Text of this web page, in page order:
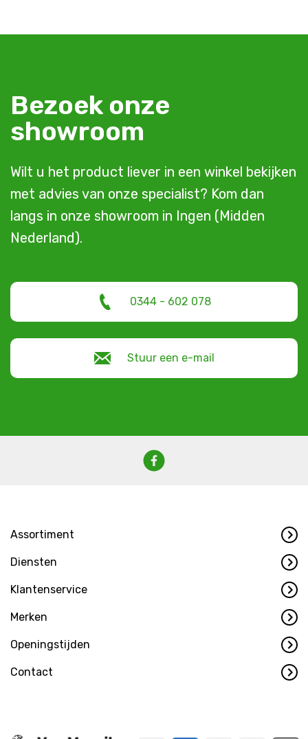
Bezoek onze
showroom
Wilt u het product liever in een winkel bekijken
met advies van onze specialist? Kom dan
langs in onze showroom in Ingen (Midden
Nederland).
0344 - 602 078
Stuur een e-mail
Assortiment
Diensten
Klantenservice
Merken
Openingstijden
Contact